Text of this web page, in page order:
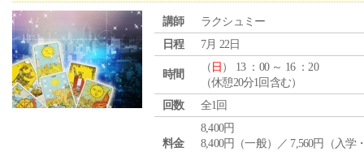
講師
ラクシュミー
日程
7月 22日
時間
（ 日 ） 13 ：00 ～ 16 ：20
（休憩20分1回含む）
回数
全1回
料金
8,400円
8,400円（一般）／ 7,560円（入学